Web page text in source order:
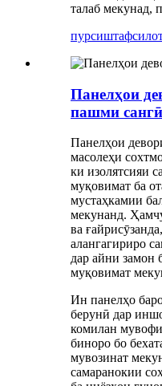
талаб мекунад,
пурсиш
Панелҳои
пашми сангӣ
Панелҳои
масолеҳи
ки изолятсияи
муқовимат ба
мустаҳкамии
мекунанд.
ва
алангагириро
дар айни замон
муқовимат
Ин панелҳо
берунӣ дар
комилан
биноро бо
мувозинат
самаранокии